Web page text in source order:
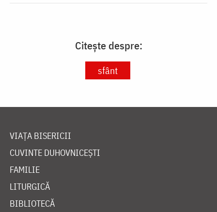
Citește despre:
sfânt
VIAȚA BISERICII
CUVINTE DUHOVNICEȘTI
FAMILIE
LITURGICĂ
BIBLIOTECĂ